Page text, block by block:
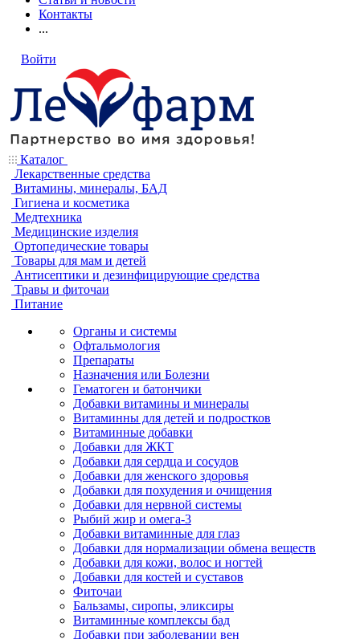
Контакты
...
Войти
Каталог
Лекарственные средства
Витамины, минералы, БАД
Гигиена и косметика
Медтехника
Медицинские изделия
Ортопедические товары
Товары для мам и детей
Антисептики и дезинфицирующие средства
Травы и фиточаи
Питание
Органы и системы
Офтальмология
Препараты
Назначения или Болезни
Гематоген и батончики
Добавки витамины и минералы
Витаминны для детей и подростков
Витаминные добавки
Добавки для ЖКТ
Добавки для сердца и сосудов
Добавки для женского здоровья
Добавки для похудения и очищения
Добавки для нервной системы
Рыбий жир и омега-3
Добавки витаминные для глаз
Добавки для нормализации обмена веществ
Добавки для кожи, волос и ногтей
Добавки для костей и суставов
Фиточаи
Бальзамы, сиропы, эликсиры
Витаминные комплексы бад
Добавки при заболевании вен